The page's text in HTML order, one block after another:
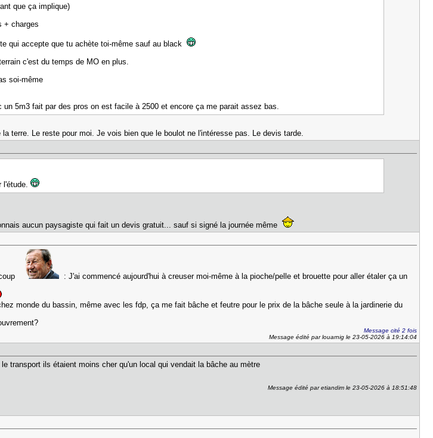
que ça implique)
+ charges
qui accepte que tu achète toi-même sauf au black
c'est du temps de MO en plus.
soi-même
5m3 fait par des pros on est facile à 2500 et encore ça me parait assez bas.
terre. Le reste pour moi. Je vois bien que le boulot ne l'intéresse pas. Le devis tarde.
l'étude.
aucun paysagiste qui fait un devis gratuit... sauf si signé la journée même
: J'ai commencé aujourd'hui à creuser moi-même à la pioche/pelle et brouette pour aller étaler ça un
monde du bassin, même avec les fdp, ça me fait bâche et feutre pour le prix de la bâche seule à la jardinerie du
Message cité 2 fois
Message édité par louarnig le 23-05-2026 à 19:14:04
transport ils étaient moins cher qu'un local qui vendait la bâche au mètre
Message édité par etiandim le 23-05-2026 à 18:51:48